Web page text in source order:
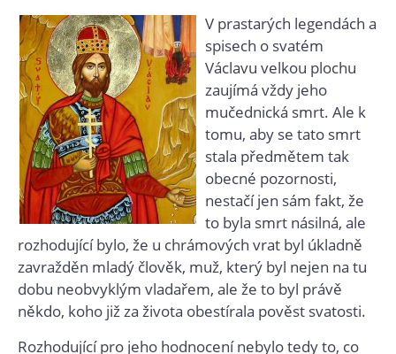
V prastarých legendách a
spisech o svatém
Václavu velkou plochu
zaujímá vždy jeho
mučednická smrt. Ale k
tomu, aby se tato smrt
stala předmětem tak
obecné pozornosti,
nestačí jen sám fakt, že
to byla smrt násilná, ale
rozhodující bylo, že u chrámových vrat byl úkladně
zavražděn mladý člověk, muž, který byl nejen na tu
dobu neobvyklým vladařem, ale že to byl právě
někdo, koho již za života obestírala pověst svatosti.
Rozhodující pro jeho hodnocení nebylo tedy to, co